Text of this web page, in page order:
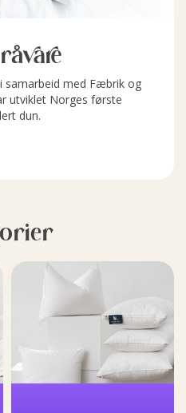
samarbeid med Fæbrik og
utviklet Norges første
dun.